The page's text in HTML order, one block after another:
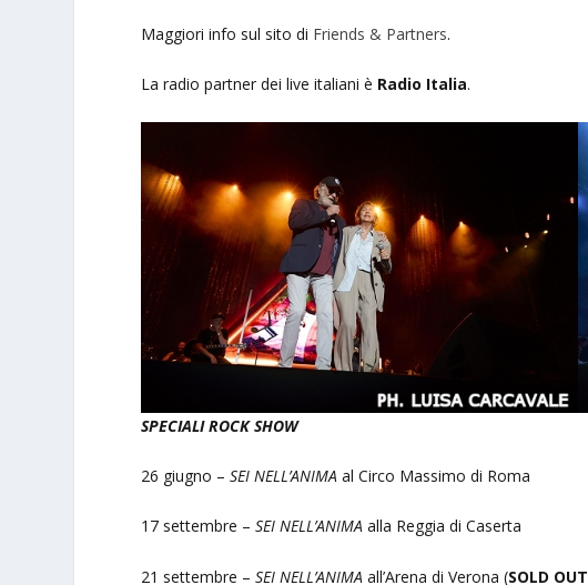
Maggiori info sul sito di Friends & Partners.
La radio partner dei live italiani è Radio Italia.
SPECIALI ROCK SHOW
26 giugno –SEI NELL’ANIMA al Circo Massimo di Roma
17 settembre –SEI NELL’ANIMAalla Reggia di Caserta
21 settembre –SEI NELL’ANIMAall’Arena di Verona (SOLD OUT